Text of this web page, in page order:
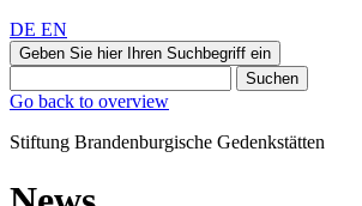
DE EN
Geben Sie hier Ihren Suchbegriff ein
Suchen
Go back to overview
Stiftung Brandenburgische Gedenkstätten